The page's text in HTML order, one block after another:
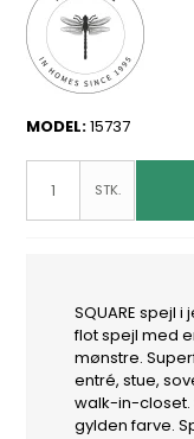
MODEL:15737
STK.
SQUARE spejl
flot spejl med
mønstre.
entré, stue,
walk-in-closet.
gylden farve.